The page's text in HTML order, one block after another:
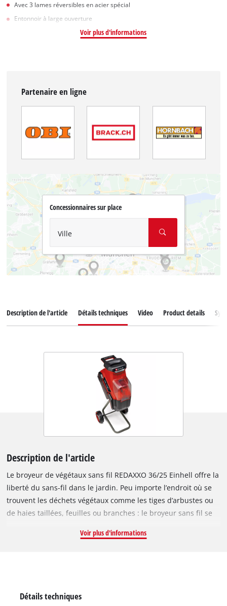
Avec 3 lames réversibles en acier spécial
Entonnoir à large ouverture
Voir plus d'informations
Partenaire en ligne
Concessionnaires sur place
Ville
Description de l'article Détails techniques Video Product details
Description de l'article
Le broyeur de végétaux sans fil REDAXXO 36/25 Einhell offre la
liberté du sans-fil dans le jardin. Peu importe l’endroit où se
trouvent les déchets végétaux comme les tiges d’arbustes ou
de haies taillées, feuilles ou branches : le broyeur sans fil se
alimentation électrique. Le broyeur de végétaux sans fil fait
performance optimale, il est recommandé d’utiliser des
Voir plus d'informations
Détails techniques